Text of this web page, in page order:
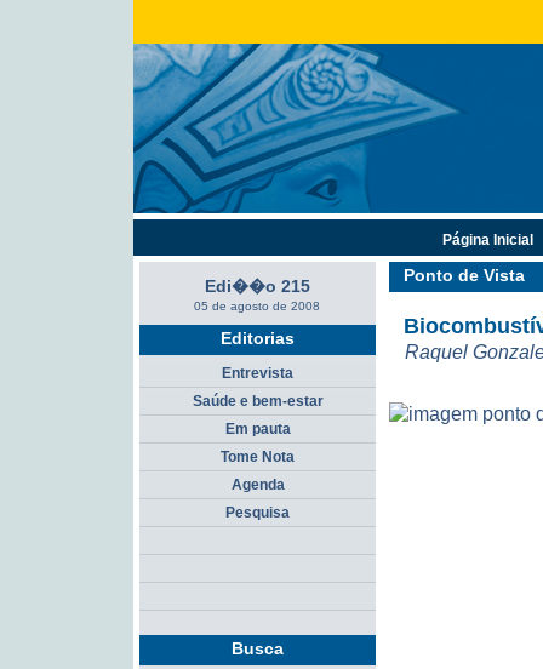
Ponto de Vista
Raquel
Edi��o 215
05 de agosto de 2008
Editorias
Entrevista
Saúde e bem-estar
Em pauta
Tome Nota
Agenda
Pesquisa
Busca
Página Inicial